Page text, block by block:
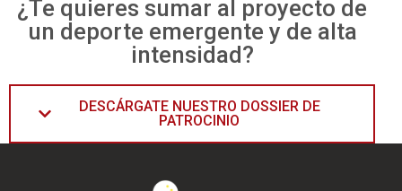
¿Te quieres sumar al proyecto de
un deporte emergente y de alta
intensidad?
DESCÁRGATE NUESTRO DOSSIER DE
PATROCINIO